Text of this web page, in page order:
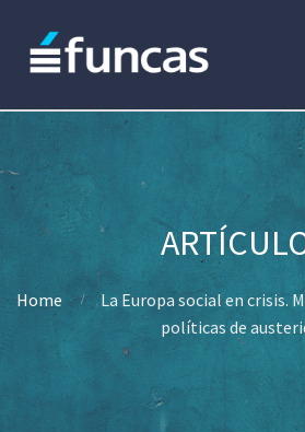
Home
La Europa social en crisis.
políticas de